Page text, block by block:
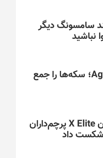
سامسونگ دیگر
نباشید
بازی/ Agent Dash؛ سکه‌ها را جمع
تراشه اسنپدراگون X Elite پرچم‌داران